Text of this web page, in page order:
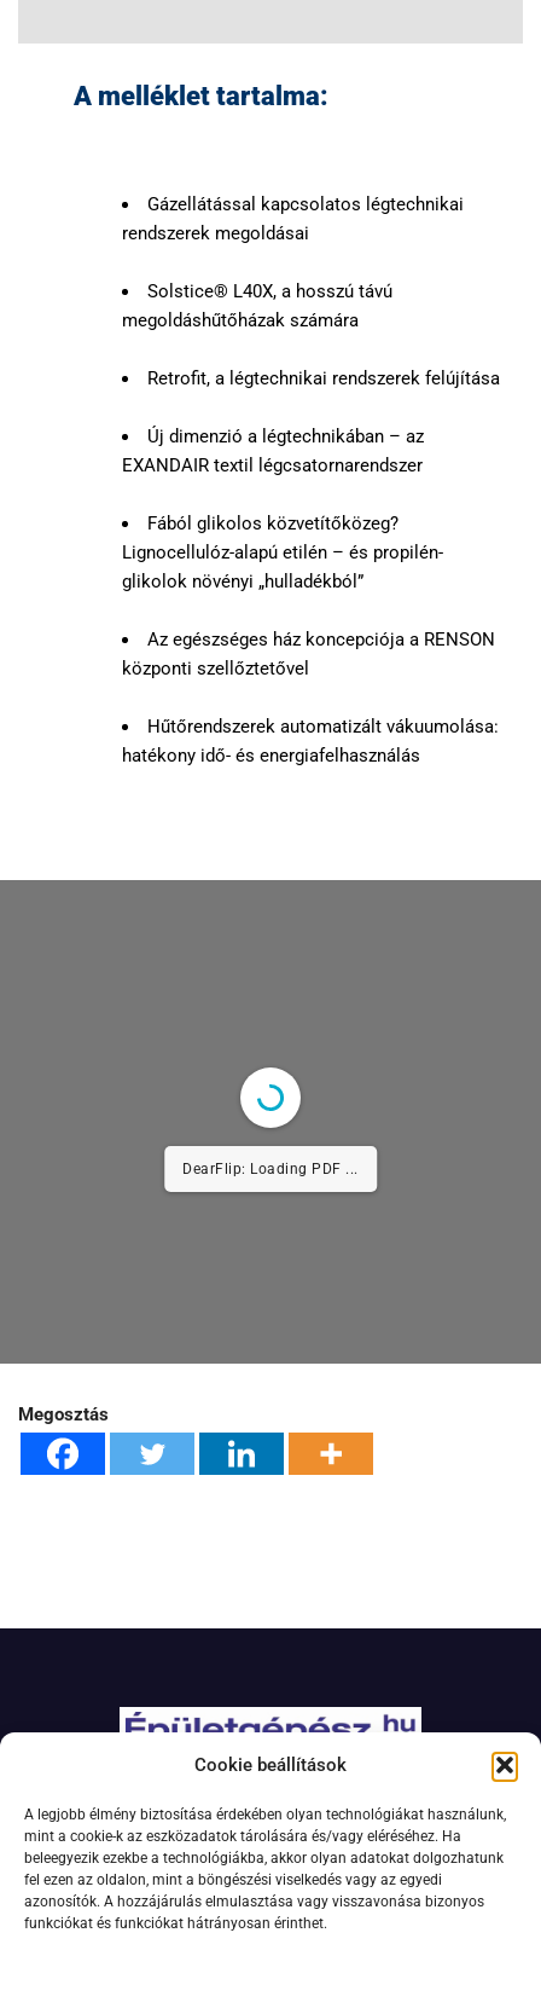
Cookie beállítások
A legjobb élmény biztosítása érdekében olyan technológiákat használunk,
mint a cookie-k az eszközadatok tárolására és/vagy eléréséhez. Ha
beleegyezik ezekbe a technológiákba, akkor olyan adatokat dolgozhatunk
fel ezen az oldalon, mint a böngészési viselkedés vagy az egyedi
azonosítók. A hozzájárulás elmulasztása vagy visszavonása bizonyos
funkciókat és funkciókat hátrányosan érinthet.
A melléklet tartalma:
Gázellátással kapcsolatos légtechnikai
rendszerek megoldásai
Solstice® L40X, a hosszú távú
megoldáshűtőházak számára
Retrofit, a légtechnikai rendszerek felújítása
Új dimenzió a légtechnikában – az
EXANDAIR textil légcsatornarendszer
Fából glikolos közvetítőközeg?
Lignocellulóz-alapú etilén – és propilén-
glikolok növényi „hulladékból”
Az egészséges ház koncepciója a RENSON
központi szellőztetővel
Hűtőrendszerek automatizált vákuumolása:
hatékony idő- és energiafelhasználás
DearFlip: Loading PDF 9% ...
Megosztás
Adatkezelési szabályzat
Jogi nyilatkozat
Kapcsolat
Impresszum